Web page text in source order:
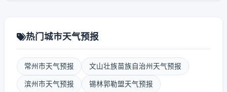
热门城市天气预报
常州市天气预报 文山壮族苗族自治州天气预报
滨州市天气预报 锡林郭勒盟天气预报